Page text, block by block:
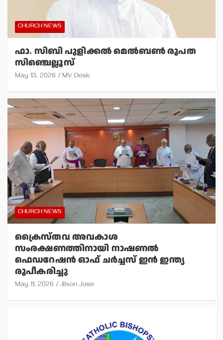
CHURCH NEWS
ഫാ. സിബി പുളിക്കല്‍ മെല്‍ബണ്‍ രൂപത
സിഞ്ചെല്ലൂസ്
May 13, 2026 MV Desk
CHURCH NEWS
ക്രൈസ്തവ അവകാശ
സംരക്ഷണത്തിനായി നാഷണല്‍
ഫെഡറേഷന്‍ ഓഫ് ചര്‍ച്ചസ് ഇന്‍ ഇന്ത്യ
രൂപീകരിച്ചു
May 11, 2026 Jilson Jose